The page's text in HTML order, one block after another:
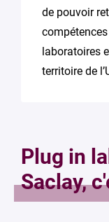
de pouvoir
compétences
laboratoires
territoire de
Plug in
Saclay,